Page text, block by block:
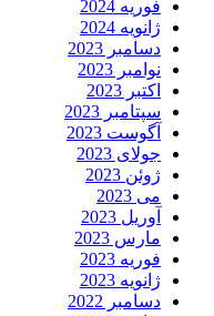
فوریه 2024
ژانویه 2024
دسامبر 2023
نوامبر 2023
اکتبر 2023
سپتامبر 2023
آگوست 2023
جولای 2023
ژوئن 2023
می 2023
آوریل 2023
مارس 2023
فوریه 2023
ژانویه 2023
دسامبر 2022